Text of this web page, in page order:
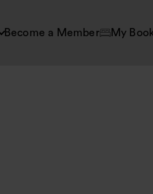
Become a Member My